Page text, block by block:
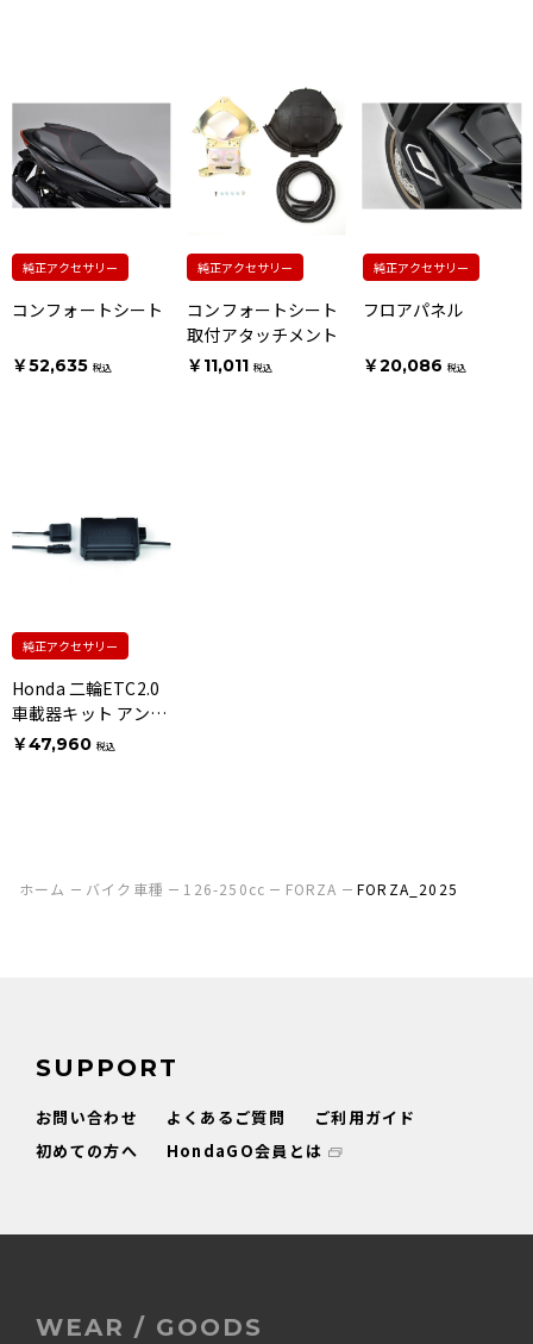
純正アクセサリー
コンフォートシート
￥52,635 税込
純正アクセサリー
コンフォートシート
取付アタッチメント
￥11,011 税込
純正アクセサリー
フロアパネル
￥20,086 税込
純正アクセサリー
Honda 二輪ETC2.0
車載器キット アンテ
ナ別体タイプ
￥47,960 税込
ホーム バイク車種 126-250cc FORZA FORZA_2025
SUPPORT
お問い合わせ よくあるご質問
ご利用ガイド
初めての方へ
HondaGO会員とは
WEAR / GOODS